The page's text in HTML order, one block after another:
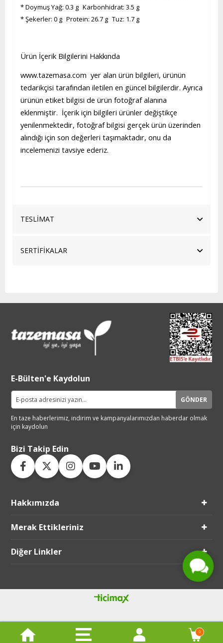
* Doymuş Yağ: 0.3 g Karbonhidrat: 3.5 g
* Şekerler: 0 g Protein: 26.7 g Tuz: 1.7 g
Ürün İçerik Bilgilerini Hakkında
www.tazemasa.com yer alan ürün bilgileri, ürünün
tedarikçisi tarafından iletilen en güncel bilgilerdir. Ayrıca
ürünün etiket bilgisi de ürün fotoğraf alanına
eklenmiştir. İçerik için bilgileri ürünler değiştikçe
yenilenmektedir, fotoğraf bilgisi gerçek ürün üzerinden
alındığı için son değerleri taşımaktadır, onu da
incelemenizi tavsiye ederiz.
TESLİMAT
SERTİFİKALAR
E-Bülten'e Kaydolun
GÖNDER
En taze haberlerimiz, indirim ve kampanyalarımızdan haberdar olmak
için kaydolun
Bizi Takip Edin
Hakkımızda
Merak Ettikleriniz
Diğer Linkler
0